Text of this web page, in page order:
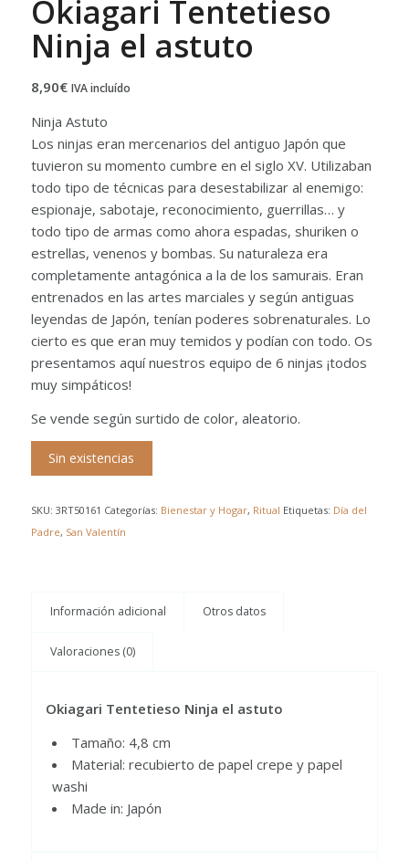
Okiagari Tentetieso
Ninja el astuto
8,90€ IVA incluído
Ninja Astuto
Los ninjas eran mercenarios del antiguo Japón que
tuvieron su momento cumbre en el siglo XV. Utilizaban
todo tipo de técnicas para desestabilizar al enemigo:
espionaje, sabotaje, reconocimiento, guerrillas… y
todo tipo de armas como ahora espadas, shuriken o
estrellas, venenos y bombas. Su naturaleza era
completamente antagónica a la de los samurais. Eran
entrenados en las artes marciales y según antiguas
leyendas de Japón, tenían poderes sobrenaturales. Lo
cierto es que eran muy temidos y podían con todo. Os
presentamos aquí nuestros equipo de 6 ninjas ¡todos
muy simpáticos!
Se vende según surtido de color, aleatorio.
Sin existencias
SKU: 3RT50161 Categorías: Bienestar y Hogar, Ritual Etiquetas: Día del
Padre, San Valentín
Información adicional Otros datos
Valoraciones (0)
Okiagari Tentetieso Ninja el astuto
Tamaño: 4,8 cm
Material: recubierto de papel crepe y papel
washi
Made in: Japón